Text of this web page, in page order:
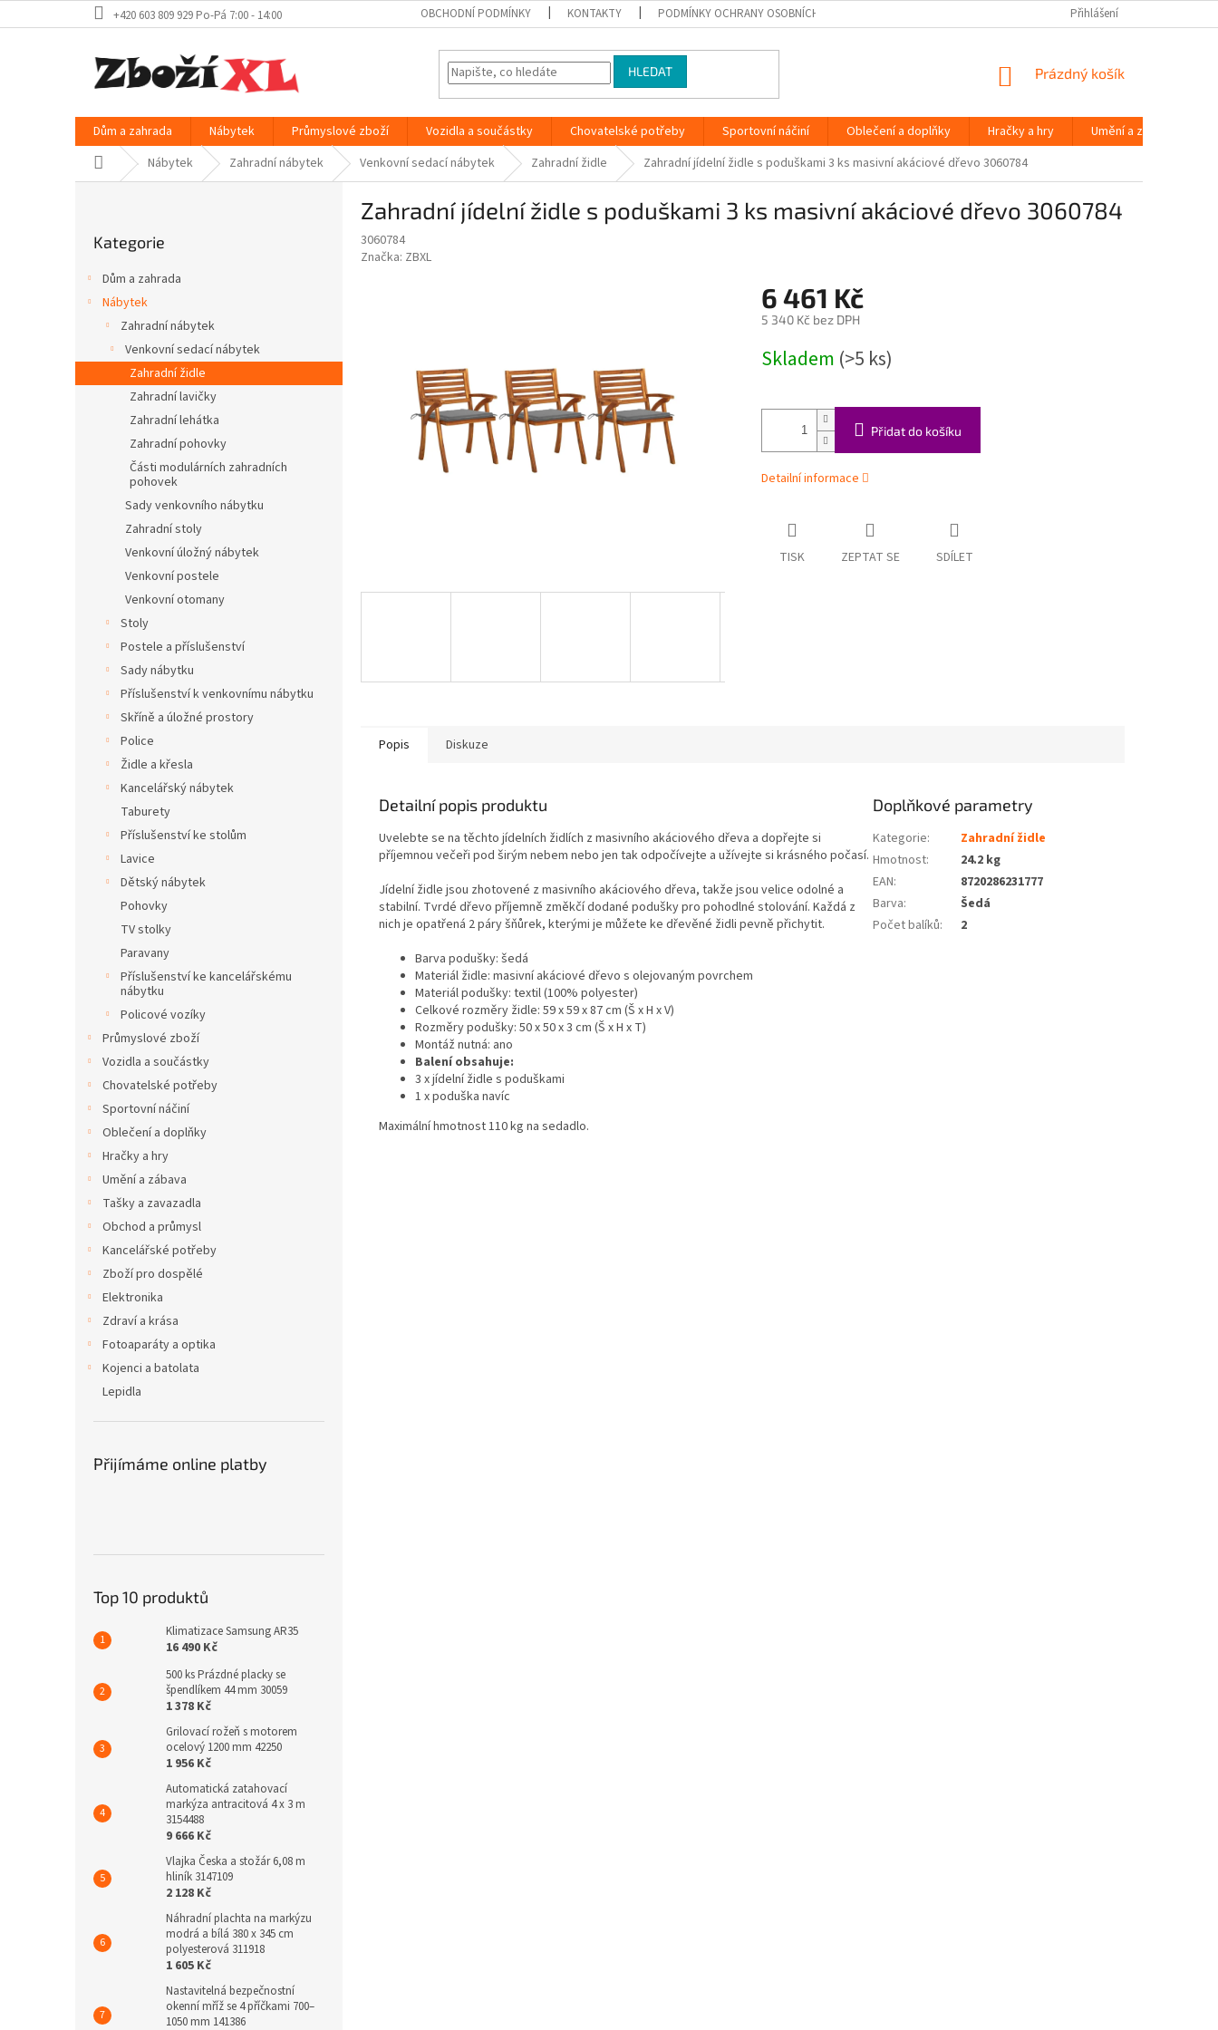
na
+420 603 809 929 Po-Pá 7:00 - 14:00 OBCHODNÍ PODMÍNKY KONTAKTY PODMÍNKY OCHRANY OSOBNÍCH ÚDAJŮ Přihlášení
HLEDAT
NÁKUPNÍ
Prázdný košík
Dům a zahrada Nábytek Průmyslové zboží Vozidla a součástky Chovatelské potřeby Sportovní náčiní Oblečení a doplňky Hračky a hry Umění a zábava
Domů Nábytek Zahradní nábytek Venkovní sedací nábytek Zahradní židle Zahradní jídelní židle s poduškami 3 ks masivní akáciové dřevo 3060784
a
kategorie
Kategorie
Dům a zahrada
Nábytek
Zahradní nábytek
Venkovní sedací nábytek
Zahradní židle
Zahradní lavičky
Zahradní lehátka
Zahradní pohovky
Části modulárních zahradních
pohovek
Sady venkovního nábytku
Zahradní stoly
Venkovní úložný nábytek
Venkovní postele
Venkovní otomany
Stoly
Postele a příslušenství
Sady nábytku
Příslušenství k venkovnímu nábytku
Skříně a úložné prostory
Police
Židle a křesla
Kancelářský nábytek
Taburety
Příslušenství ke stolům
Lavice
Dětský nábytek
Pohovky
TV stolky
Paravany
Příslušenství ke kancelářskému
nábytku
Policové vozíky
Průmyslové zboží
Vozidla a součástky
Chovatelské potřeby
Sportovní náčiní
Oblečení a doplňky
Hračky a hry
Umění a zábava
Tašky a zavazadla
Obchod a průmysl
Kancelářské potřeby
Zboží pro dospělé
Elektronika
Zdraví a krása
Fotoaparáty a optika
Kojenci a batolata
Lepidla
Přijímáme online platby
Top 10 produktů
Klimatizace Samsung AR35
16 490 Kč
500 ks Prázdné placky se
špendlíkem 44 mm 30059
1 378 Kč
Grilovací rožeň s motorem
ocelový 1200 mm 42250
1 956 Kč
Automatická zatahovací
markýza antracitová 4 x 3 m
3154488
9 666 Kč
Vlajka Česka a stožár 6,08 m
hliník 3147109
2 128 Kč
Náhradní plachta na markýzu
modrá a bílá 380 x 345 cm
polyesterová 311918
1 605 Kč
Nastavitelná bezpečnostní
okenní mříž se 4 příčkami 700–
1050 mm 141386
Zahradní jídelní židle s poduškami 3 ks masivní akáciové dřevo 3060784
3060784
Značka: ZBXL
6 461 Kč
5 340 Kč bez DPH
cena:
Skladem (>5 ks)
Přidat do košíku
Detailní informace
TISK ZEPTAT SE SDÍLET
Popis Diskuze
Detailní popis produktu
Uvelebte se na těchto jídelních židlích z masivního akáciového dřeva a dopřejte si
příjemnou večeři pod širým nebem nebo jen tak odpočívejte a užívejte si krásného počasí.
Jídelní židle jsou zhotovené z masivního akáciového dřeva, takže jsou velice odolné a
stabilní. Tvrdé dřevo příjemně změkčí dodané podušky pro pohodlné stolování. Každá z
nich je opatřená 2 páry šňůrek, kterými je můžete ke dřevěné židli pevně přichytit.
Barva podušky: šedá
Materiál židle: masivní akáciové dřevo s olejovaným povrchem
Materiál podušky: textil (100% polyester)
Celkové rozměry židle: 59 x 59 x 87 cm (Š x H x V)
Rozměry podušky: 50 x 50 x 3 cm (Š x H x T)
Montáž nutná: ano
Balení obsahuje:
3 x jídelní židle s poduškami
1 x poduška navíc
Maximální hmotnost 110 kg na sedadlo.
Doplňkové parametry
Kategorie:
Zahradní židle
Hmotnost:
24.2 kg
EAN:
8720286231777
Barva:
Šedá
Počet balíků: 2